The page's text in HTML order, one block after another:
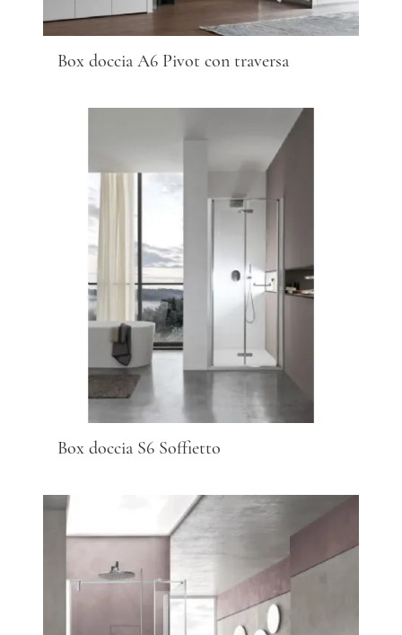
Box doccia A6 Pivot con traversa
Box doccia S6 Soffietto